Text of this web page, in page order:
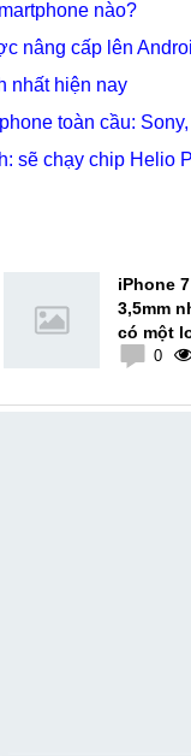
nào?
nâng cấp lên
nhất hiện nay
toàn cầu:
sẽ chạy chip Helio
iPhone
3,5mm
có một
0